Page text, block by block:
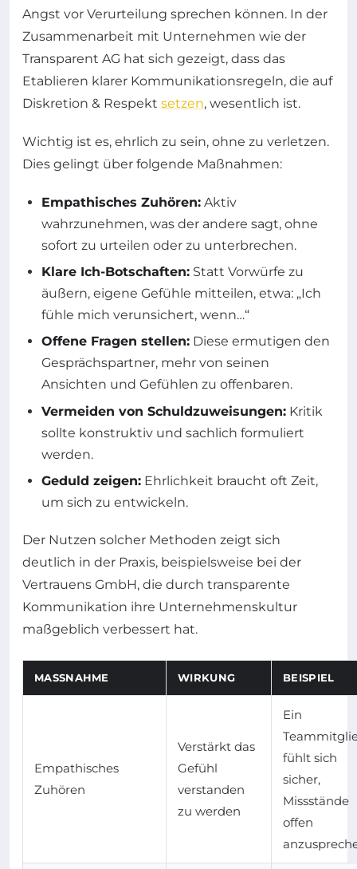
Angst vor Verurteilung sprechen können. In der
Zusammenarbeit mit Unternehmen wie der
Transparent AG hat sich gezeigt, dass das
Etablieren klarer Kommunikationsregeln, die auf
Diskretion & Respekt setzen, wesentlich ist.
Wichtig ist es, ehrlich zu sein, ohne zu verletzen.
Dies gelingt über folgende Maßnahmen:
Empathisches Zuhören: Aktiv
wahrzunehmen, was der andere sagt, ohne
sofort zu urteilen oder zu unterbrechen.
Klare Ich-Botschaften: Statt Vorwürfe zu
äußern, eigene Gefühle mitteilen, etwa: „Ich
fühle mich verunsichert, wenn…“
Offene Fragen stellen: Diese ermutigen den
Gesprächspartner, mehr von seinen
Ansichten und Gefühlen zu offenbaren.
Vermeiden von Schuldzuweisungen: Kritik
sollte konstruktiv und sachlich formuliert
werden.
Geduld zeigen: Ehrlichkeit braucht oft Zeit,
um sich zu entwickeln.
Der Nutzen solcher Methoden zeigt sich
deutlich in der Praxis, beispielsweise bei der
Vertrauens GmbH, die durch transparente
Kommunikation ihre Unternehmenskultur
maßgeblich verbessert hat.
MASSNAHME WIRKUNG BEISPIEL
Empathisches
Zuhören
Verstärkt das
Gefühl
verstanden
zu werden
Ein
fühlt sich
sicher,
Missstände
offen